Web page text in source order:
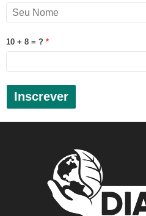
10 + 8 = ?
Inscrever